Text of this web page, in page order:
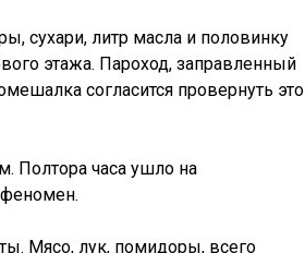
сухари, литр масла и половинку
этажа. Пароход, заправленный
согласится провернуть это
Полтора часа ушло на
Мясо, лук, помидоры, всего